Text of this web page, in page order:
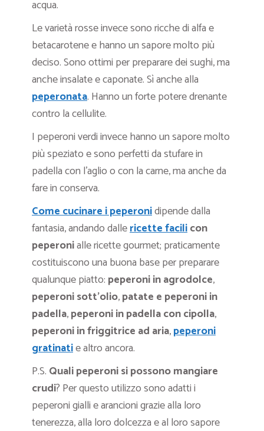
acqua.
Le varietà rosse invece sono ricche di alfa e
betacarotene e hanno un sapore molto più
deciso. Sono ottimi per preparare dei sughi, ma
anche insalate e caponate. Sì anche alla
peperonata. Hanno un forte potere drenante
contro la cellulite.
I peperoni verdi invece hanno un sapore molto
più speziato e sono perfetti da stufare in
padella con l’aglio o con la carne, ma anche da
fare in conserva.
Come cucinare i peperonidipende dalla
fantasia, andando dallericette facilicon
peperonialle ricette gourmet; praticamente
costituiscono una buona base per preparare
qualunque piatto: peperoni in agrodolce,
peperoni sott’olio,patate e peperoni in
padella,peperoni in padella con cipolla,
peperoni in friggitrice ad aria,peperoni
gratinatie altro ancora.
P.S. Quali peperoni si possono mangiare
crudi? Per questo utilizzo sono adatti i
peperoni gialli e arancioni grazie alla loro
tenerezza, alla loro dolcezza e al loro sapore